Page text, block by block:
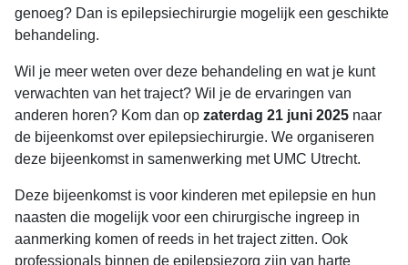
genoeg? Dan is epilepsiechirurgie mogelijk een geschikte
behandeling.
Wil je meer weten over deze behandeling en wat je kunt
verwachten van het traject? Wil je de ervaringen van
anderen horen? Kom dan op zaterdag 21 juni 2025 naar
de bijeenkomst over epilepsiechirurgie. We organiseren
deze bijeenkomst in samenwerking met UMC Utrecht.
Deze bijeenkomst is voor kinderen met epilepsie en hun
naasten die mogelijk voor een chirurgische ingreep in
aanmerking komen of reeds in het traject zitten. Ook
professionals binnen de epilepsiezorg zijn van harte